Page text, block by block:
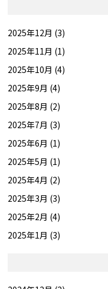
2025年12月 (3)
2025年11月 (1)
2025年10月 (4)
2025年9月 (4)
2025年8月 (2)
2025年7月 (3)
2025年6月 (1)
2025年5月 (1)
2025年4月 (2)
2025年3月 (3)
2025年2月 (4)
2025年1月 (3)